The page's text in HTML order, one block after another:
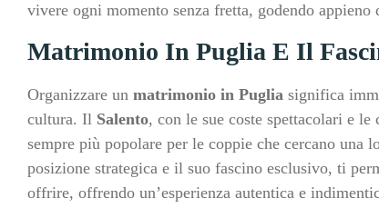
vivere ogni momento senza fretta, godendo
Matrimonio In Puglia E Il
Organizzare un matrimonio in Puglia significa
cultura. Il Salento, con le sue coste spettacolari e le
sempre più popolare per le coppie che cercano una
posizione strategica e il suo fascino esclusivo, ti
offrire, offrendo un’esperienza autentica e